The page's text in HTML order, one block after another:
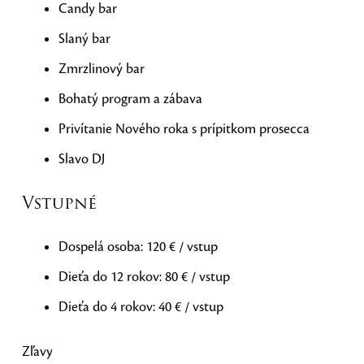
Candy bar
Slaný bar
Zmrzlinový bar
Bohatý program a zábava
Privítanie Nového roka s prípitkom prosecca
Slavo DJ
Vstupné
Dospelá osoba: 120 € / vstup
Dieťa do 12 rokov: 80 € / vstup
Dieťa do 4 rokov: 40 € / vstup
Zľavy